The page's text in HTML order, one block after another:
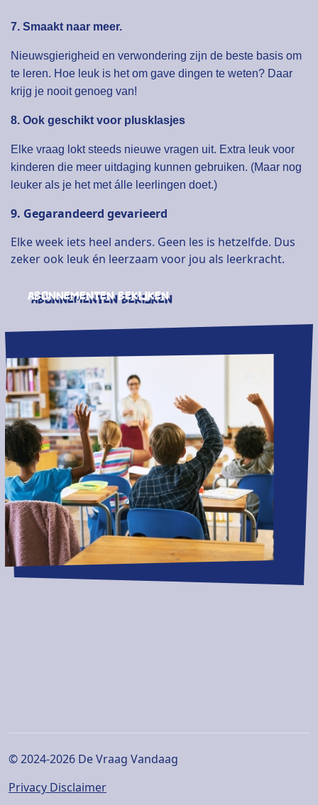
7. Smaakt naar meer.
Nieuwsgierigheid en verwondering zijn de beste basis om
te leren. Hoe leuk is het om gave dingen te weten? Daar
krijg je nooit genoeg van!
8. Ook geschikt voor plusklasjes
Elke vraag lokt steeds nieuwe vragen uit. Extra leuk voor
kinderen die meer uitdaging kunnen gebruiken. (Maar nog
leuker als je het met álle leerlingen doet.)
9. Gegarandeerd gevarieerd
Elke week iets heel anders. Geen les is hetzelfde. Dus
zeker ook leuk én leerzaam voor jou als leerkracht.
Abonnementen bekijken
© 2024-2026 De Vraag Vandaag
Privacy Disclaimer